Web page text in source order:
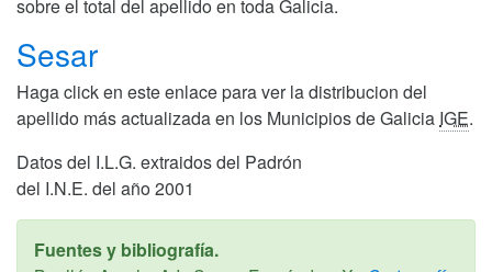
sobre el total del apellido en toda Galicia.
Sesar
Haga click en este enlace para ver la distribucion del
apellido más actualizada en los Municipios de Galicia IGE.
Datos del I.L.G. extraidos del Padrón
del I.N.E. del año 2001
Fuentes y bibliografía.